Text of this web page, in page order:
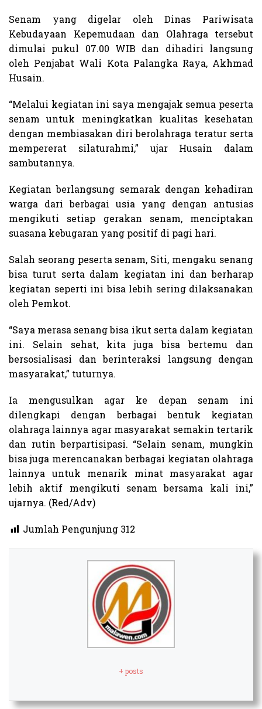
Senam yang digelar oleh Dinas Pariwisata
Kebudayaan Kepemudaan dan Olahraga tersebut
dimulai pukul 07.00 WIB dan dihadiri langsung
oleh Penjabat Wali Kota Palangka Raya, Akhmad
Husain.
“Melalui kegiatan ini saya mengajak semua peserta
senam untuk meningkatkan kualitas kesehatan
dengan membiasakan diri berolahraga teratur serta
mempererat silaturahmi,” ujar Husain dalam
sambutannya.
Kegiatan berlangsung semarak dengan kehadiran
warga dari berbagai usia yang dengan antusias
mengikuti setiap gerakan senam, menciptakan
suasana kebugaran yang positif di pagi hari.
Salah seorang peserta senam, Siti, mengaku senang
bisa turut serta dalam kegiatan ini dan berharap
kegiatan seperti ini bisa lebih sering dilaksanakan
oleh Pemkot.
“Saya merasa senang bisa ikut serta dalam kegiatan
ini. Selain sehat, kita juga bisa bertemu dan
bersosialisasi dan berinteraksi langsung dengan
masyarakat,” tuturnya.
Ia mengusulkan agar ke depan senam ini
dilengkapi dengan berbagai bentuk kegiatan
olahraga lainnya agar masyarakat semakin tertarik
dan rutin berpartisipasi. “Selain senam, mungkin
bisa juga merencanakan berbagai kegiatan olahraga
lainnya untuk menarik minat masyarakat agar
lebih aktif mengikuti senam bersama kali ini,”
ujarnya. (Red/Adv)
Jumlah Pengunjung 312
+ posts